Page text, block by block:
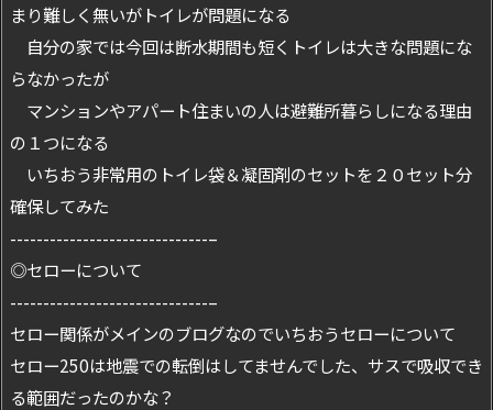
まり難しく無いがトイレが問題になる
自分の家では今回は断水期間も短くトイレは大きな問題にな
らなかったが
マンションやアパート住まいの人は避難所暮らしになる理由
の１つになる
いちおう非常用のトイレ袋＆凝固剤のセットを２０セット分
確保してみた
------------------------------–
◎セローについて
------------------------------–
セロー関係がメインのブログなのでいちおうセローについて
セロー250は地震での転倒はしてませんでした、サスで吸収でき
る範囲だったのかな？